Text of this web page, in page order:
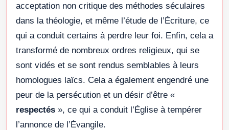
acceptation non critique des méthodes séculaires
dans la théologie, et même l’étude de l’Écriture, ce
qui a conduit certains à perdre leur foi. Enfin, cela a
transformé de nombreux ordres religieux, qui se
sont vidés et se sont rendus semblables à leurs
homologues laïcs. Cela a également engendré une
peur de la persécution et un désir d’être «
respectés », ce qui a conduit l’Église à tempérer
l’annonce de l’Évangile.